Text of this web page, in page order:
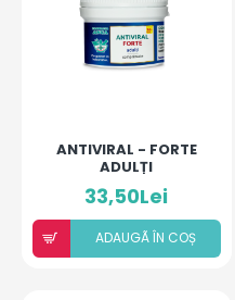
ANTIVIRAL - FORTE
ADULȚI
33,50Lei
ADAUGÃ ÎN COȘ